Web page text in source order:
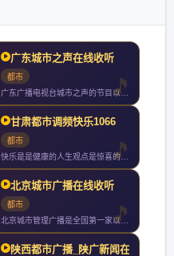
广东城市之声在线收听
都市
广东广播电视台城市之声的节目以丰富多样性和都市色彩为特征每天
甘肃都市调频快乐1066
都市
快乐是是健康的人生观点是惊喜的节目内容是流行的都市文化是热情
北京城市广播在线收听
都市
北京城市管理广播是全国第一家以城市管理和服务为主要内容的广播
陕西都市广播_陕广新闻在